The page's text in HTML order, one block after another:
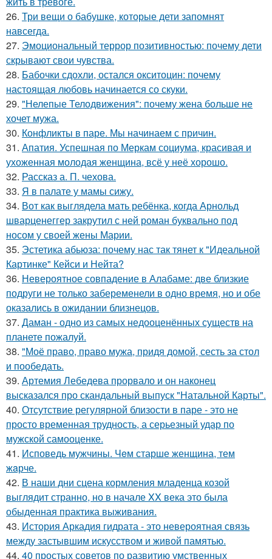
26. Три вещи о бабушке, которые дети запомнят
навсегда.
27. Эмоциональный террор позитивностью: почему дети
скрывают свои чувства.
28. Бабочки сдохли, остался окситоцин: почему
настоящая любовь начинается со скуки.
29. "Нелепые Телодвижения": почему жена больше не
хочет мужа.
30. Конфликты в паре. Мы начинаем с причин.
31. Апатия. Успешная по Меркам социума, красивая и
ухоженная молодая женщина, всё у неё хорошо.
32. Рассказ а. П. чехова.
33. Я в палате у мамы сижу.
34. Вот как выглядела мать ребёнка, когда Арнольд
шварценеггер закрутил с ней роман буквально под
носом у своей жены Марии.
35. Эстетика абьюза: почему нас так тянет к "Идеальной
Картинке" Кейси и Нейта?
36. Невероятное совпадение в Алабаме: две близкие
подруги не только забеременели в одно время, но и обе
оказались в ожидании близнецов.
37. Даман - одно из самых недооценённых существ на
планете пожалуй.
38. "Моё право, право мужа, придя домой, сесть за стол
и пообедать.
39. Артемия Лебедева прорвало и он наконец
высказался про скандальный выпуск "Натальной Карты".
40. Отсутствие регулярной близости в паре - это не
просто временная трудность, а серьезный удар по
мужской самооценке.
41. Исповедь мужчины. Чeм старше женщина, тем
жaрче.
42. В наши дни сцена кормления младенца козой
выглядит странно, но в начале XX века это была
обыденная практика выживания.
43. История Аркадия гидрата - это невероятная связь
между застывшим искусством и живой памятью.
44. 40 простых советов по развитию умственных